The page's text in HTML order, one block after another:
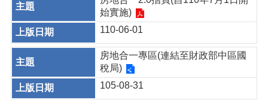
始實施)
110-06-01
房地合一專區(連結至財政部中區國
稅局)
105-08-31